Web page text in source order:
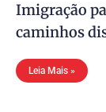
Imigração
caminhos
Leia Mais »